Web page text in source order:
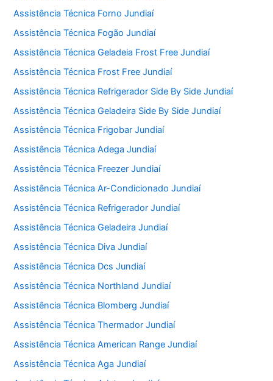
Assistência Técnica Forno Jundiaí
Assistência Técnica Fogão Jundiaí
Assistência Técnica Geladeia Frost Free Jundiaí
Assistência Técnica Frost Free Jundiaí
Assistência Técnica Refrigerador Side By Side Jundiaí
Assistência Técnica Geladeira Side By Side Jundiaí
Assistência Técnica Frigobar Jundiaí
Assistência Técnica Adega Jundiaí
Assistência Técnica Freezer Jundiaí
Assistência Técnica Ar-Condicionado Jundiaí
Assistência Técnica Refrigerador Jundiaí
Assistência Técnica Geladeira Jundiaí
Assistência Técnica Diva Jundiaí
Assistência Técnica Dcs Jundiaí
Assistência Técnica Northland Jundiaí
Assistência Técnica Blomberg Jundiaí
Assistência Técnica Thermador Jundiaí
Assistência Técnica American Range Jundiaí
Assistência Técnica Aga Jundiaí